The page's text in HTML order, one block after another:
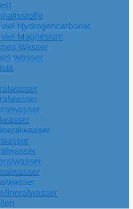
Hydrogencarbonat
Magnesium
Wasser
Wasser